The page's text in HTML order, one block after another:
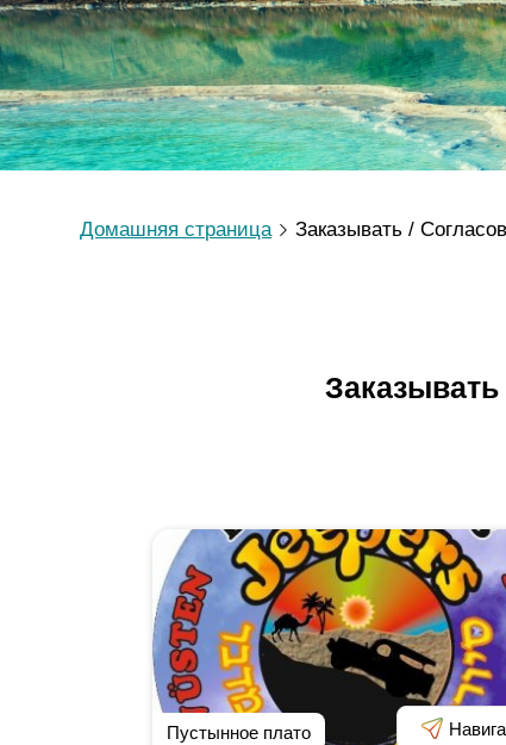
Домашняя страница Заказывать /
Пустынное плато